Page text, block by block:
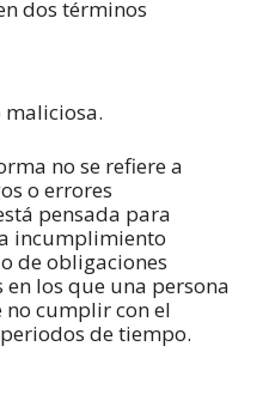
dos términos
maliciosa.
no se refiere a
o errores
pensada para
incumplimiento
de obligaciones
en los que una persona
no cumplir con el
de tiempo.